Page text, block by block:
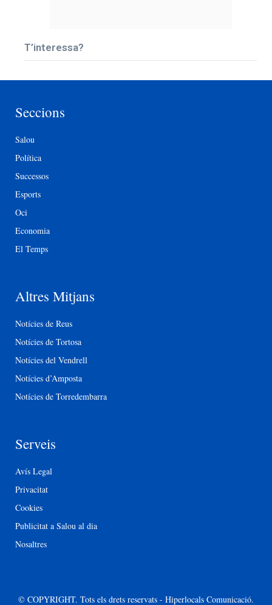
T’interessa?
Seccions
Salou
Política
Successos
Esports
Oci
Economia
El Temps
Altres Mitjans
Notícies de Reus
Notícies de Tortosa
Notícies del Vendrell
Notícies d’Amposta
Notícies de Torredembarra
Serveis
Avís Legal
Privacitat
Cookies
Publicitat a Salou al dia
Nosaltres
© COPYRIGHT. Tots els drets reservats - Hiperlocals Comunicació.